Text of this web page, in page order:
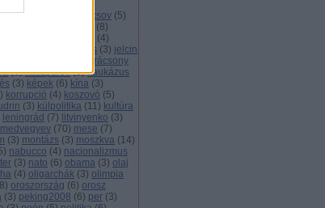
(8) gázvita gorbacsov (5)
(8)
(4)
janukovics (3) jelcin
karácsony
(6) kaszparov (3) kaukázus
(3) képek (6) kína (3)
) korrupció (4) koszovó (5)
(3) külpolitika (11) kultúra
leningrád (7) litvinyenko (3)
medvegyev (70) mese (7)
(3) montázs (3) moszkva (14)
) nabucco (4) nacionalizmus
(3) nato (6) obama (3) olaj
(4) oligarchák (3) olimpia
8) oroszország (6) orosz
(3) peking2008 (6) per (3)